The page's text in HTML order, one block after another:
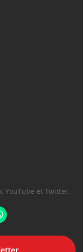
YouTube et Twitter.